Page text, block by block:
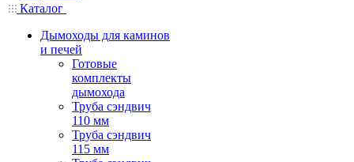
Каталог
Дымоходы для каминов
и печей
Готовые
комплекты
дымохода
Труба сэндвич
110 мм
Труба сэндвич
115 мм